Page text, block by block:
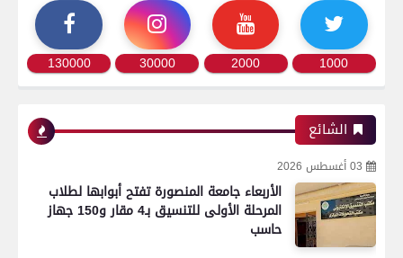
1000
2000
30000
130000
الشائع
03 أغسطس 2026
الأربعاء جامعة المنصورة تفتح أبوابها لطلاب
المرحلة الأولى للتنسيق بـ4 مقار و150 جهاز
حاسب